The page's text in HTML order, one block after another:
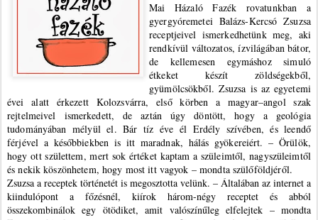
Mai Házaló Fazék rovatunkban a
gyergyóremetei Balázs-Kercsó Zsuzsa
receptjeivel ismerkedhetünk meg, aki
rendkívül változatos, ízvilágában bátor,
de kellemesen egymáshoz simuló
étkeket készít zöldségekből,
gyümölcsökből. Zsuzsa is az egyetemi
évei alatt érkezett Kolozsvárra, első körben a magyar–angol szak
rejtelmeivel ismerkedett, de aztán úgy döntött, hogy a geológia
tudományában mélyül el. Bár tíz éve él Erdély szívében, és leendő
férjével a későbbiekben is itt maradnak, hálás gyökerei­­ért. – Örülök,
hogy ott születtem, mert sok értéket kaptam a szüleimtől, nagyszüleimtől
és nekik köszönhetem, hogy most itt vagyok – mondta szülőföldjéről.
Zsuzsa a receptek történetét is megosztotta velünk. – Általában az internet a
kiindulópont a főzésnél, kiírok három-négy receptet és abból
összekombinálok egy ötödiket, amit valószínűleg elfelejtek – mondta